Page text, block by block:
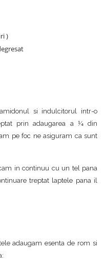
)
si indulcitorul intr-o
prin adaugarea a ¼ din
pe foc ne asiguram ca sunt
in continuu cu un tel pana
treptat laptele pana il
adaugam esenta de rom si